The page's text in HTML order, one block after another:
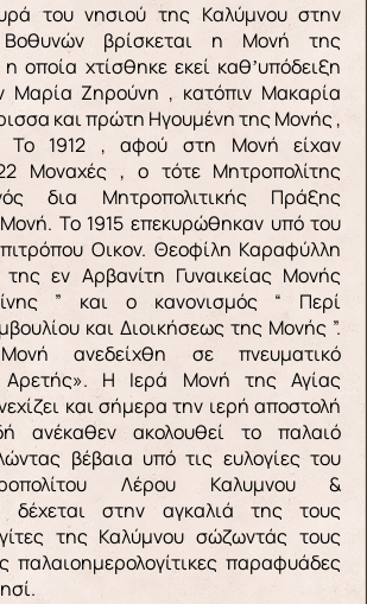
του νησιού της Καλύμνου στην
βρίσκεται η Μονή της
η οποία χτίσθηκε εκεί καθʼυπόδειξη
Μαρία Ζηρούνη , κατόπιν Μακαρία
και πρώτη Ηγουμένη της Μονής ,
Το 1912 , αφού στη Μονή είχαν
Μοναχές , ο τότε Μητροπολίτης
δια Μητροπολιτικής Πράξης
Το 1915 επεκυρώθηκαν υπό του
Οικον. Θεοφίλη Καραφύλλη
εν Αρβανίτη Γυναικείας Μονής
” και ο κανονισμός “ Περί
και Διοικήσεως της Μονής ”.
ανεδείχθη σε πνευματικό
Αρετής». Η Ιερά Μονή της Αγίας
και σήμερα την ιερή αποστολή
ανέκαθεν ακολουθεί το παλαιό
βέβαια υπό τις ευλογίες του
Λέρου Καλυμνου &
δέχεται στην αγκαλιά της τους
της Καλύμνου σώζωντάς τους
παλαιοημερολογίτικες παραφυάδες